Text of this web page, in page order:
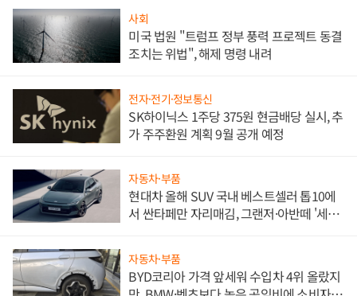
사회
미국 법원 "트럼프 정부 풍력 프로젝트 동결
조치는 위법", 해제 명령 내려
전자·전기·정보통신
SK하이닉스 1주당 375원 현금배당 실시, 추
가 주주환원 계획 9월 공개 예정
자동차·부품
현대차 올해 SUV 국내 베스트셀러 톱10에
서 싼타페만 자리매김, 그랜저·아반떼 '세단
자동차·부품
BYD코리아 가격 앞세워 수입차 4위 올랐지